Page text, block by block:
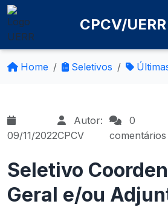
CPCV/UERR
Home Seletivos
09/11/2022
Autor:
CPCV
0
comentários
Seletivo
Geral e/ou